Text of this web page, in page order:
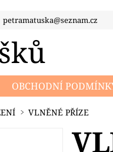
petramatuska@seznam.cz
OBCHODNÍ
KONTAKTY
VLNĚNÉ PŘÍZE